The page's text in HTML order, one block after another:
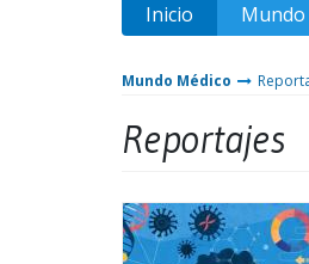
Inicio Mundo
Mundo Médico
Reportajes